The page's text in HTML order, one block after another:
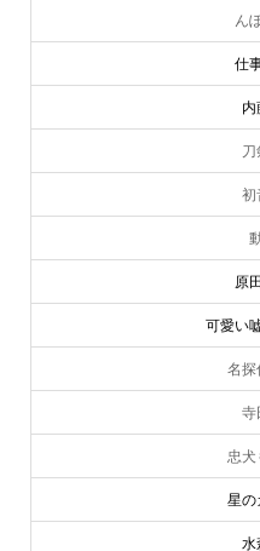
ん
仕
内
初
原
可愛い
名
寺
忠
星
水